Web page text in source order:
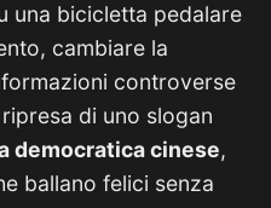
una bicicletta pedalare
cambiare la
controverse
di uno slogan
democratica cinese,
ballano felici senza